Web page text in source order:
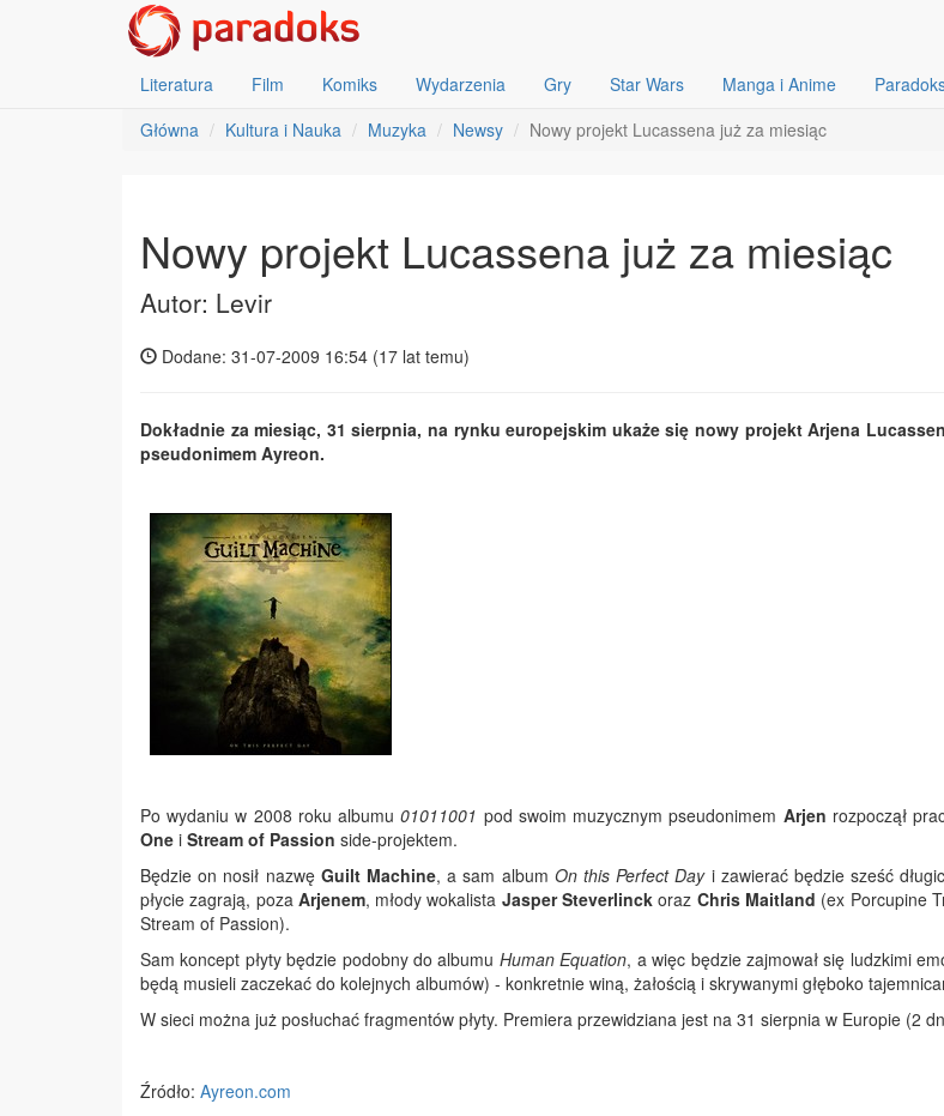
Literatura Film Komiks Wydarzenia Gry Star Wars Manga i Anime
Główna
Kultura i Nauka Muzyka Newsy Nowy projekt Lucassena już za miesiąc
Nowy projekt Lucassena już za miesiąc
Autor: Levir
Dodane: 31-07-2009 16:54 (17 lat temu)
Dokładnie za miesiąc, 31 sierpnia, na rynku europejskim ukaże się nowy projekt Arjena
pseudonimem Ayreon.
Po wydaniu w 2008 roku albumu01011001 pod swoim muzycznym pseudonimem Arjen rozpoczął
One i Stream of Passion side-projektem.
Będzie on nosił nazwę Guilt Machine, a sam album On this Perfect Dayi zawierać będzie sześć
płycie zagrają, poza Arjenem, młody wokalista Jasper Steverlinck oraz Chris Maitland (ex Porcupine
Stream of Passion).
Sam koncept płyty będzie podobny do albumu Human Equation, a więc będzie zajmował się ludzkimi
będą musieli zaczekać do kolejnych albumów) - konkretnie winą, żałością i skrywanymi głęboko
W sieci można już posłuchać fragmentów płyty. Premiera przewidziana jest na 31 sierpnia w Europie (2
Źródło: Ayreon.com